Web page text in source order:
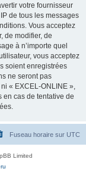
votre fournisseur
de tous les messages
Vous acceptez
de modifier, de
à n’importe quel
vous acceptez
soient enregistrées
ne seront pas
« EXCEL-ONLINE »,
en cas de tentative de
Fuseau horaire sur UTC
Limited